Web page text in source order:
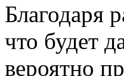
Благодаря
что будет
вероятно